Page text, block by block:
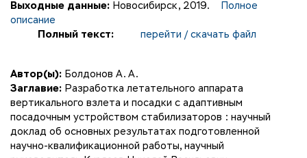
Выходные данные: Новосибирск, 2019.
Полное
описание
Полный текст:
перейти / скачать файл
Автор(ы): Болдонов А. А.
Заглавие: Разработка летательного аппарата
вертикального взлета и посадки с адаптивным
посадочным устройством стабилизаторов : научный
доклад об основных результатах подготовленной
научно-квалификационной работы, научный